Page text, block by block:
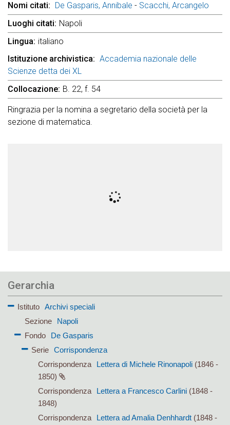
Nomi citati
De Gasparis, Annibale - Scacchi, Arcangelo
Luoghi citati Napoli
Lingua italiano
Istituzione archivistica
Accademia nazionale delle
Scienze detta dei XL
Collocazione B. 22, f. 54
Ringrazia per la nomina a segretario della società per la
sezione di matematica.
Gerarchia
Istituto
Archivi speciali
Sezione
Napoli
Fondo
De Gasparis
Serie Corrispondenza
Corrispondenza
Lettera di Michele Rinonapoli (1846 -
1850)
Corrispondenza
Lettera a Francesco Carlini (1848 -
1848)
Corrispondenza
Lettera ad Amalia Denhhardt (1848 -